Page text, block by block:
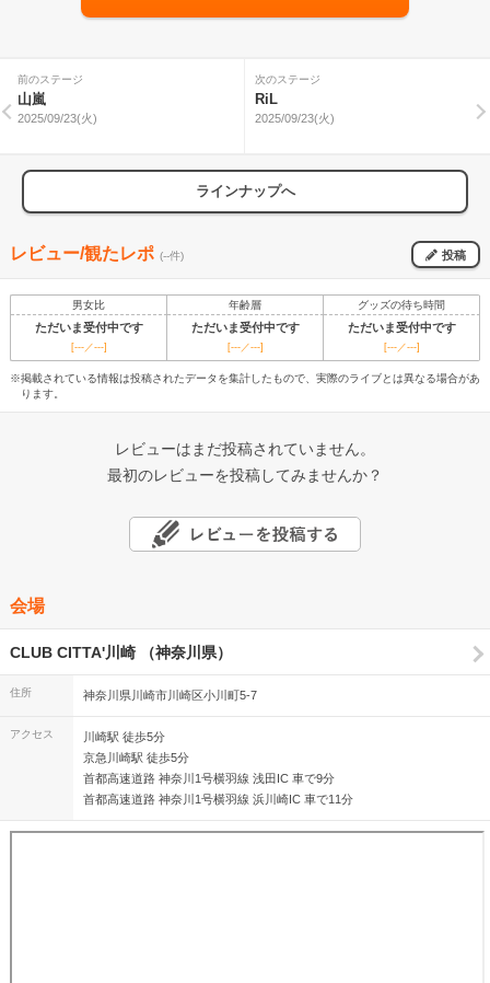
前のステージ
山嵐
2025/09/23(火)
次のステージ
RiL
2025/09/23(火)
ラインナップへ
レビュー/観たレポ (--件) 投稿
男女比 年齢層 グッズの待ち時間
ただいま受付中です ただいま受付中です ただいま受付中です
[---／---] [---／---] [---／---]
※掲載されている情報は投稿されたデータを集計したもので、実際のライブとは異なる場合があ
ります。
レビューはまだ投稿されていません。
最初のレビューを投稿してみませんか？
会場
CLUB CITTA'川崎 （神奈川県）
住所 神奈川県川崎市川崎区小川町5-7
アクセス
川崎駅 徒歩5分
京急川崎駅 徒歩5分
首都高速道路 神奈川1号横羽線 浅田IC 車で9分
首都高速道路 神奈川1号横羽線 浜川崎IC 車で11分